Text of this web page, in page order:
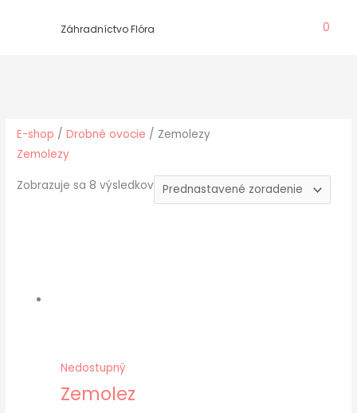
Záhradníctvo Flóra 0
E-shop /Drobné ovocie / Zemolezy
Zemolezy
Zobrazuje sa 8 výsledkov
Nedostupný
Zemolez